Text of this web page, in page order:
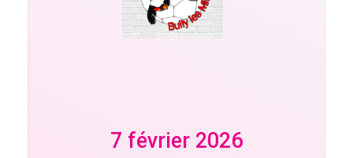
7 février 2026